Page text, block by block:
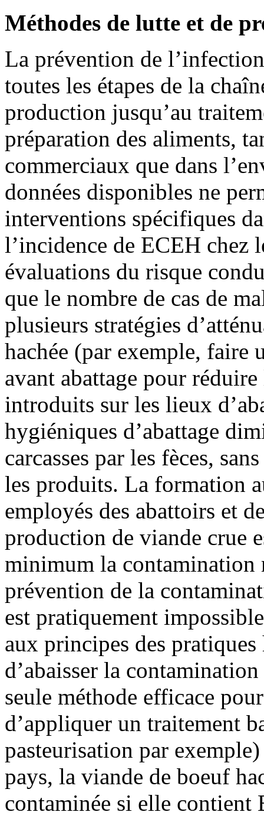
Méthodes de lutte et de
La prévention de
toutes les étapes de la
production jusqu’au
préparation des aliments,
commerciaux que dans
données disponibles ne
interventions spécifiques
l’incidence de ECEH chez
évaluations du risque
que le nombre de cas de
plusieurs stratégies
hachée (par exemple, faire
avant abattage pour
introduits sur les lieux
hygiéniques d’abattage
carcasses par les fèces,
les produits. La formation
employés des abattoirs et
production de viande crue
minimum la
prévention de la
est pratiquement
aux principes des
d’abaisser la
seule méthode efficace
d’appliquer un traitement
pasteurisation par
pays, la viande de boeuf
contaminée si elle